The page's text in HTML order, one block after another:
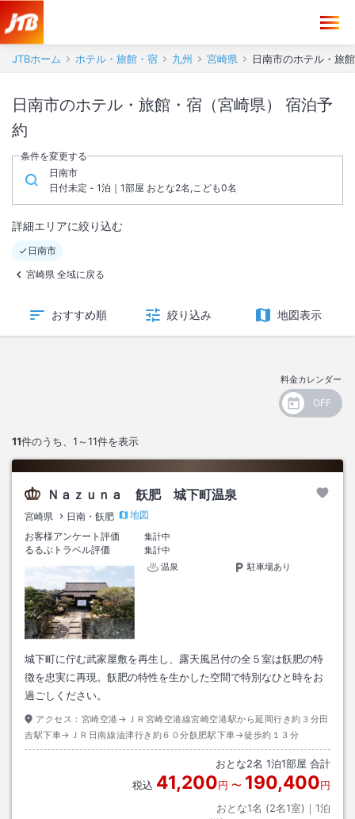
JTBホーム ホテル・旅館・宿 九州 宮崎県 日南市のホテル・旅
日南市のホテル・旅館・宿（宮崎県） 宿泊予
約
条件を変更する
日南市
日付未定 - 1泊｜1部屋 おとな2名,こども0名
詳細エリアに絞り込む
日南市
宮崎県 全域に戻る
おすすめ順 絞り込み 地図表示
料金カレンダー
11件のうち、 1～11件を表示
Ｎａｚｕｎａ 飫肥 城下町温泉
宮崎県 日南・飫肥
地図
お客様アンケート評価
集計中
るるぶトラベル評価
集計中
温泉
駐車場あり
城下町に佇む武家屋敷を再生し、露天風呂付の全５室は飫肥の特
徴を忠実に再現。飫肥の特性を生かした空間で特別なひと時をお
過ごしください。
アクセス： 宮崎空港→ＪＲ宮崎空港線宮崎空港駅から延岡行き約３分田
吉駅下車→ＪＲ日南線油津行き約６０分飫肥駅下車→徒歩約１３分
おとな2名 1泊1部屋 合計
税込 41,200円 〜 190,400円
おとな1名 (2名1室)｜ 1泊